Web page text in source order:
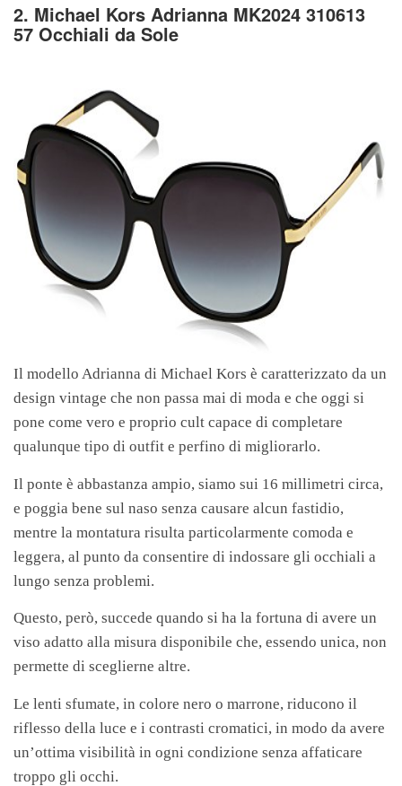
2. Michael Kors Adrianna MK2024 310613
57 Occhiali da Sole
Il modello Adrianna di Michael Kors è caratterizzato da un
design vintage che non passa mai di moda e che oggi si
pone come vero e proprio cult capace di completare
qualunque tipo di outfit e perfino di migliorarlo.
Il ponte è abbastanza ampio, siamo sui 16 millimetri circa,
e poggia bene sul naso senza causare alcun fastidio,
mentre la montatura risulta particolarmente comoda e
leggera, al punto da consentire di indossare gli occhiali a
lungo senza problemi.
Questo, però, succede quando si ha la fortuna di avere un
viso adatto alla misura disponibile che, essendo unica, non
permette di sceglierne altre.
Le lenti sfumate, in colore nero o marrone, riducono il
riflesso della luce e i contrasti cromatici, in modo da avere
un’ottima visibilità in ogni condizione senza affaticare
troppo gli occhi.